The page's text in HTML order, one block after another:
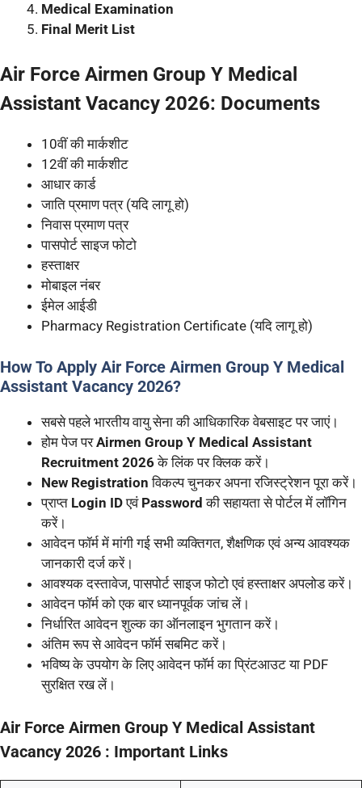
Medical Examination
Final Merit List
Air Force Airmen Group Y Medical
Assistant Vacancy 2026: Documents
10वीं की मार्कशीट
12वीं की मार्कशीट
आधार कार्ड
जाति प्रमाण पत्र (यदि लागू हो)
निवास प्रमाण पत्र
पासपोर्ट साइज फोटो
हस्ताक्षर
मोबाइल नंबर
ईमेल आईडी
Pharmacy Registration Certificate (यदि लागू हो)
How To Apply Air Force Airmen Group Y Medical
Assistant Vacancy 2026?
सबसे पहले भारतीय वायु सेना की आधिकारिक वेबसाइट पर जाएं।
होम पेज परAirmen Group Y Medical Assistant
Recruitment 2026के लिंक पर क्लिक करें।
New Registration विकल्प चुनकर अपना रजिस्ट्रेशन पूरा करें।
प्राप्त Login IDएवं Password की सहायता से पोर्टल में लॉगिन
करें।
आवेदन फॉर्म में मांगी गई सभी व्यक्तिगत, शैक्षणिक एवं अन्य आवश्यक
जानकारी दर्ज करें।
आवश्यक दस्तावेज, पासपोर्ट साइज फोटो एवं हस्ताक्षर अपलोड करें।
आवेदन फॉर्म को एक बार ध्यानपूर्वक जांच लें।
निर्धारित आवेदन शुल्क का ऑनलाइन भुगतान करें।
अंतिम रूप से आवेदन फॉर्म सबमिट करें।
भविष्य के उपयोग के लिए आवेदन फॉर्म का प्रिंटआउट या PDF
सुरक्षित रख लें।
Air Force Airmen Group Y Medical Assistant
Vacancy 2026 : Important Links